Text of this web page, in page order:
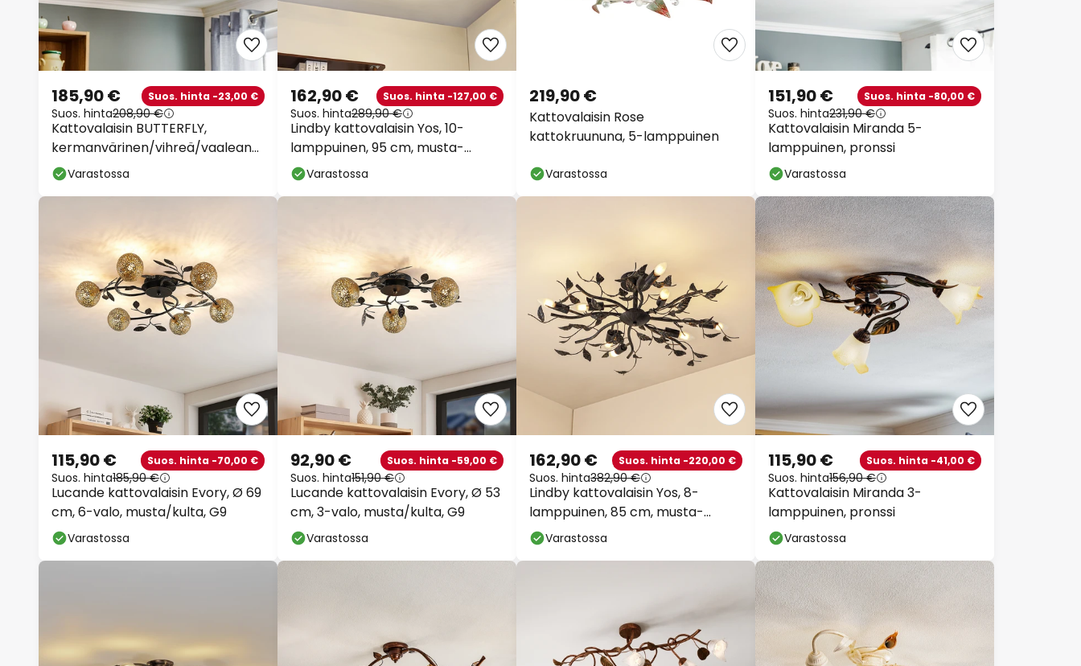
Kattovalaisin BUTTERFLY,
kermanvärinen/vihreä/vaaleanp
unainen, ruostumaton
185,90 € Suos. hinta -23,00 €
Suos. hinta208,90 €
Varastossa
Lindby kattovalaisin Yos, 10-
lamppuinen, 95 cm, musta-
kultainen, E14
162,90 € Suos. hinta -127,00 €
Suos. hinta289,90 €
Varastossa
Kattovalaisin Rose
kattokruununa, 5-lamppuinen
219,90 €
Varastossa
Kattovalaisin Miranda 5-
lamppuinen, pronssi
151,90 € Suos. hinta -80,00 €
Suos. hinta231,90 €
Varastossa
Lucande kattovalaisin Evory, Ø 69
cm, 6-valo, musta/kulta, G9
115,90 € Suos. hinta -70,00 €
Suos. hinta185,90 €
Varastossa
Lucande kattovalaisin Evory, Ø 53
cm, 3-valo, musta/kulta, G9
92,90 € Suos. hinta -59,00 €
Suos. hinta151,90 €
Varastossa
Lindby kattovalaisin Yos, 8-
lamppuinen, 85 cm, musta-
kultainen, E14
162,90 € Suos. hinta -220,00 €
Suos. hinta382,90 €
Varastossa
Kattovalaisin Miranda 3-
lamppuinen, pronssi
115,90 € Suos. hinta -41,00 €
Suos. hinta156,90 €
Varastossa